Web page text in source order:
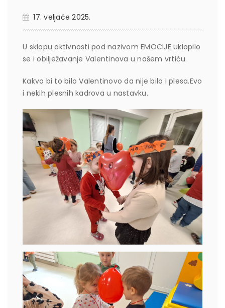
17. veljače 2025.
U sklopu aktivnosti pod nazivom EMOCIJE uklopilo
se i obilježavanje Valentinova u našem vrtiću.
Kakvo bi to bilo Valentinovo da nije bilo i plesa.Evo
i nekih plesnih kadrova u nastavku.